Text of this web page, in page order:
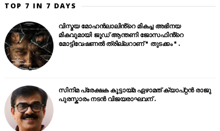
TOP 7 IN 7 DAYS
വിസ്മയ മോഹൻലാലിൻ്റെ മികച്ച അഭിനയ
മികവുമായി ജൂഡ് ആന്തണി ജോസഫിൻ്റെ
മോട്ടിവേഷണൽ ത്രില്ലറാണ് " തുടക്കം " .
സിനിമ പ്രേക്ഷക കൂട്ടായ്മ ഏഴാമത് ക്യാപ്റ്റൻ രാജു
പുരസ്കാരം നടൻ വിജയരാഘവന് .